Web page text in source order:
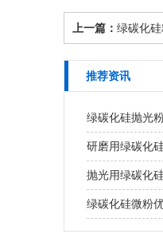
上一篇： 绿碳化
推荐资讯
绿碳化硅抛光
研磨用绿碳化
抛光用绿碳化
绿碳化硅微粉